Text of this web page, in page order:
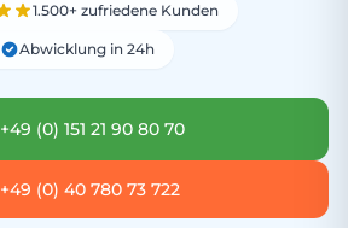
1.500+ zufriedene Kunden
Abwicklung in 24h
+49 (0) 151 21 90 80 70
+49 (0) 40 780 73 722